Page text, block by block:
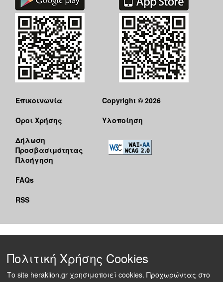
Επικοινωνία
Όροι Χρήσης
Δήλωση
Προσβασιμότητας
Πλοήγηση
FAQs
RSS
Copyright © 2026
Υλοποίηση
Πολιτική Χρήσης Cookies
Το site heraklion.gr χρησιμοποιεί cookies. Προχωρώντας στο